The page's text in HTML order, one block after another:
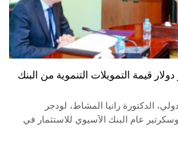
دولار قيمة التمويلات التنموية من البنك
الدكتورة رانيا المشاط، لودجر
عام البنك الآسيوي للاستثمار في